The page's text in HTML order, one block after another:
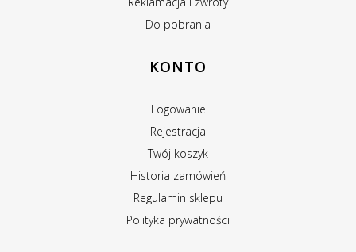
Do pobrania
KONTO
Logowanie
Rejestracja
Twój koszyk
Historia zamówień
Regulamin sklepu
Polityka prywatności